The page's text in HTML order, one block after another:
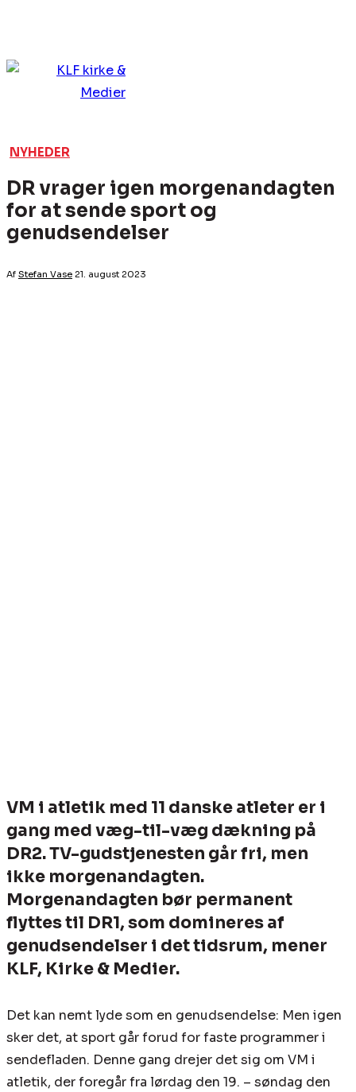
NYHEDER
DR vrager igen morgenandagten
for at sende sport og
genudsendelser
Af Stefan Vase 21. august 2023
VM i atletik med 11 danske atleter er i
gang med væg-til-væg dækning på
DR2. TV-gudstjenesten går fri, men
ikke morgenandagten.
Morgenandagten bør permanent
flyttes til DR1, som domineres af
genudsendelser i det tidsrum, mener
KLF, Kirke & Medier.
Det kan nemt lyde som en genudsendelse: Men igen
sker det, at sport går forud for faste programmer i
sendefladen. Denne gang drejer det sig om VM i
atletik, der foregår fra lørdag den 19. – søndag den